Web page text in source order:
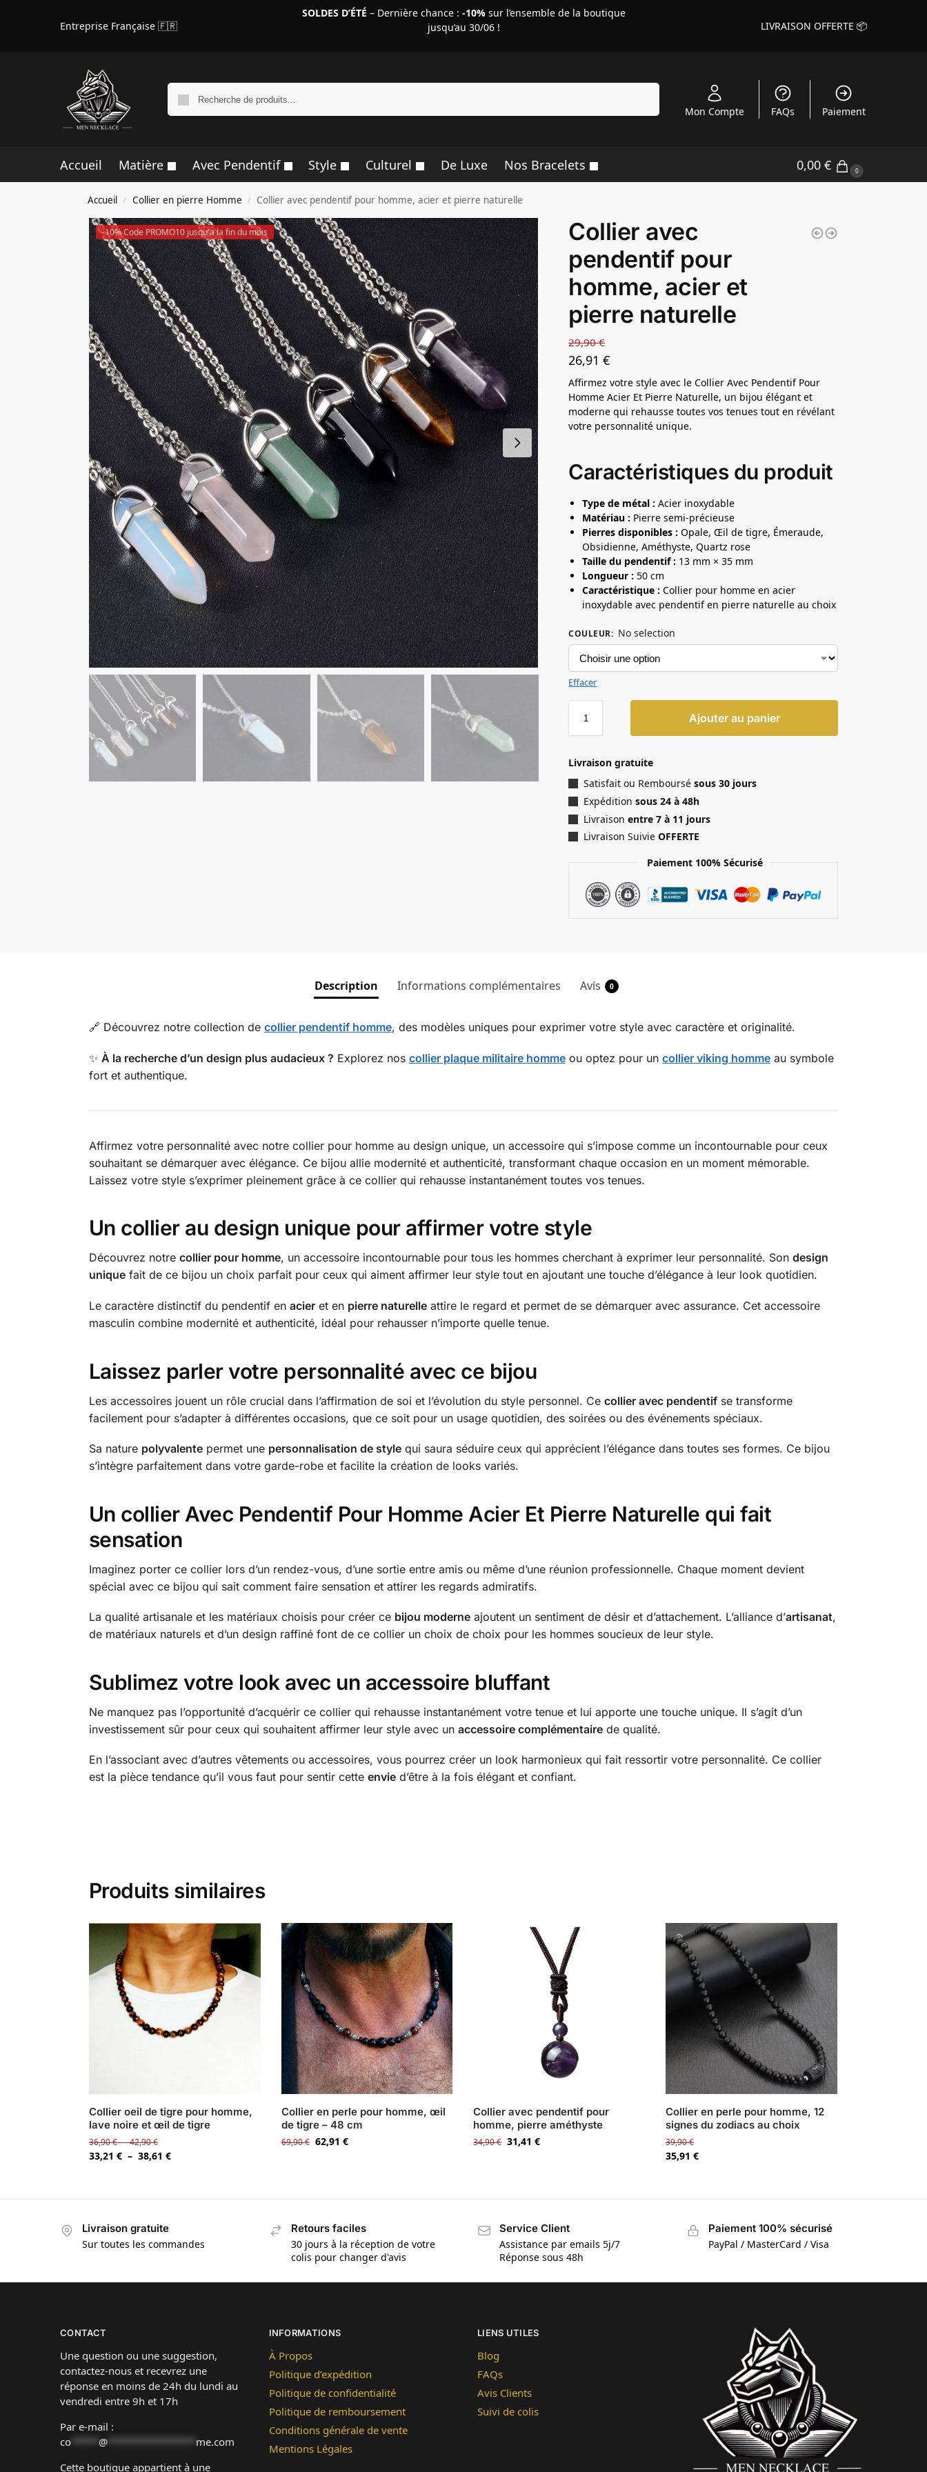
Entreprise Française 🇫🇷
SOLDES D’ÉTÉ – Dernière chance : -10%sur l’ensemble de la boutique
jusqu’au 30/06 !
LIVRAISON OFFERTE 📦
Mon Compte FAQs Paiement
Accueil Matière Avec Pendentif Style Culturel De Luxe Nos Bracelets 0,00 € 0
Accueil / Collier en pierre Homme / Collier avec pendentif pour homme, acier et pierre naturelle
-10% Code PROMO10 jusqu'a la fin du mois
Collier avec
pendentif pour
homme, acier et
pierre naturelle
29,90€
26,91€
Affirmez votre style avec le Collier Avec Pendentif Pour
Homme Acier Et Pierre Naturelle, un bijou élégant et
moderne qui rehausse toutes vos tenues tout en révélant
votre personnalité unique.
Caractéristiques du produit
Type de métal : Acier inoxydable
Matériau : Pierre semi-précieuse
Pierres disponibles : Opale, Œil de tigre, Émeraude,
Obsidienne, Améthyste, Quartz rose
Taille du pendentif : 13 mm × 35 mm
Longueur : 50 cm
Caractéristique : Collier pour homme en acier
inoxydable avec pendentif en pierre naturelle au choix
COULEUR: No selection
Effacer
Ajouter au panier
Livraison gratuite
Satisfait ou Remboursésous 30 jours
Expédition sous 24 à 48h
Livraisonentre 7 à 11 jours
Livraison SuivieOFFERTE
Paiement 100% Sécurisé
Description Informations complémentaires Avis 0
🔗 Découvrez notre collection de collier pendentif homme, des modèles uniques pour exprimer votre style avec caractère et originalité.
✨ À la recherche d’un design plus audacieux ? Explorez nos collier plaque militaire hommeou optez pour un collier viking hommeau symbole
fort et authentique.
Affirmez votre personnalité avec notre collier pour homme au design unique, un accessoire qui s’impose comme un incontournable pour ceux
souhaitant se démarquer avec élégance. Ce bijou allie modernité et authenticité, transformant chaque occasion en un moment mémorable.
Laissez votre style s’exprimer pleinement grâce à ce collier qui rehausse instantanément toutes vos tenues.
Un collier au design unique pour affirmer votre style
Découvrez notre collier pour homme, un accessoire incontournable pour tous les hommes cherchant à exprimer leur personnalité. Son design
uniquefait de ce bijou un choix parfait pour ceux qui aiment affirmer leur style tout en ajoutant une touche d’élégance à leur look quotidien.
Le caractère distinctif du pendentif en acieret en pierre naturelleattire le regard et permet de se démarquer avec assurance. Cet accessoire
masculin combine modernité et authenticité, idéal pour rehausser n’importe quelle tenue.
Laissez parler votre personnalité avec ce bijou
Les accessoires jouent un rôle crucial dans l’affirmation de soi et l’évolution du style personnel. Ce collier avec pendentifse transforme
facilement pour s’adapter à différentes occasions, que ce soit pour un usage quotidien, des soirées ou des événements spéciaux.
Sa nature polyvalentepermet une personnalisation de stylequi saura séduire ceux qui apprécient l’élégance dans toutes ses formes. Ce bijou
s’intègre parfaitement dans votre garde-robe et facilite la création de looks variés.
Un collier Avec Pendentif Pour Homme Acier Et Pierre Naturelle qui fait
sensation
Imaginez porter ce collier lors d’un rendez-vous, d’une sortie entre amis ou même d’une réunion professionnelle. Chaque moment devient
spécial avec ce bijou qui sait comment faire sensation et attirer les regards admiratifs.
La qualité artisanale et les matériaux choisis pour créer ce bijou moderneajoutent un sentiment de désir et d’attachement. L’alliance d’artisanat,
de matériaux naturels et d’un design raffiné font de ce collier un choix de choix pour les hommes soucieux de leur style.
Sublimez votre look avec un accessoire bluffant
Ne manquez pas l’opportunité d’acquérir ce collier qui rehausse instantanément votre tenue et lui apporte une touche unique. Il s’agit d’un
investissement sûr pour ceux qui souhaitent affirmer leur style avec un accessoire complémentairede qualité.
En l’associant avec d’autres vêtements ou accessoires, vous pourrez créer un look harmonieux qui fait ressortir votre personnalité. Ce collier
est la pièce tendance qu’il vous faut pour sentir cette envied’être à la fois élégant et confiant.
Produits similaires
Collier oeil de tigre pour homme,
lave noire et œil de tigre
36,90€–42,90€
33,21 € – 38,61 €
Collier en perle pour homme, œil
de tigre – 48 cm
69,90€ 62,91 €
Collier avec pendentif pour
homme, pierre améthyste
34,90€ 31,41€
Collier en perle pour homme, 12
signes du zodiacs au choix
39,90€
35,91€
Livraison gratuite
Sur toutes les commandes
Retours faciles
30 jours à la réception de votre
colis pour changer d'avis
Service Client
Assistance par emails 5j/7
Réponse sous 48h
Paiement 100% sécurisé
PayPal / MasterCard / Visa
CONTACT
Une question ou une suggestion,
contactez-nous et recevrez une
réponse en moins de 24h du lundi au
vendredi entre 9h et 17h
Par e-mail :
co
@
me.com
Cette boutique appartient à une
INFORMATIONS
À Propos
Politique d’expédition
Politique de confidentialité
Politique de remboursement
Conditions générale de vente
Mentions Légales
LIENS UTILES
Blog
FAQs
Avis Clients
Suivi de colis